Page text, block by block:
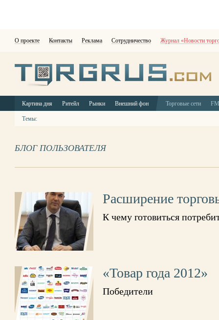
О проекте Контакты Реклама Сотрудничество Журнал «Новости
Картина дня Ритейл Рынки Внешний фон Торговые сети
Темы:
БЛОГ ПОЛЬЗОВАТЕЛЯ
Расширение
К чему готовиться
«Товар года 2012»
Победители